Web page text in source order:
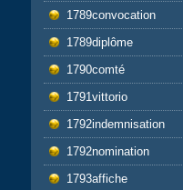
1789convocation
1789diplôme
1790comté
1791vittorio
1792indemnisation
1792nomination
1793affiche